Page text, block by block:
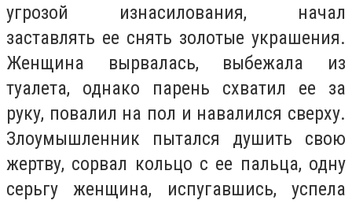
угрозой изнасилования, начал
заставлять ее снять золотые украшения.
Женщина вырвалась, выбежала из
туалета, однако парень схватил ее за
руку, повалил на пол и навалился сверху.
Злоумышленник пытался душить свою
жертву, сорвал кольцо с ее пальца, одну
серьгу женщина, испугавшись, успела